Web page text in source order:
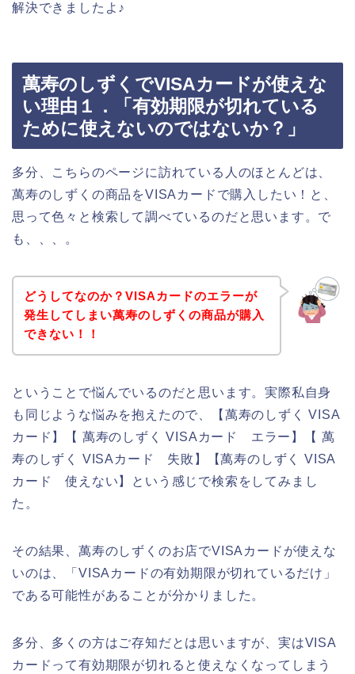
解決できましたよ♪
萬寿のしずくでVISAカードが使えな
い理由１．「有効期限が切れている
ために使えないのではないか？」
多分、こちらのページに訪れている人のほとんどは、
萬寿のしずくの商品をVISAカードで購入したい！と、
思って色々と検索して調べているのだと思います。で
も、、、。
どうしてなのか？VISAカードのエラーが
発生してしまい萬寿のしずくの商品が購入
できない！！
ということで悩んでいるのだと思います。実際私自身
も同じような悩みを抱えたので、【萬寿のしずく VISA
カード】【 萬寿のしずく VISAカード エラー】【 萬
寿のしずく VISAカード 失敗】【萬寿のしずく VISA
カード 使えない】という感じで検索をしてみまし
た。
その結果、萬寿のしずくのお店でVISAカードが使えな
いのは、「VISAカードの有効期限が切れているだけ」
である可能性があることが分かりました。
多分、多くの方はご存知だとは思いますが、実はVISA
カードって有効期限が切れると使えなくなってしまう